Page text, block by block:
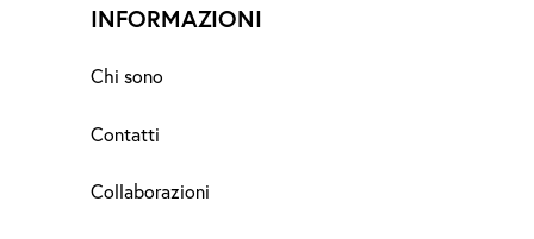
INFORMAZIONI
Chi sono
Contatti
Collaborazioni